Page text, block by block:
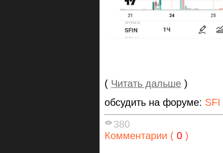
( Читать дальше )
обсудить на форуме:
380
Комментарии ( 0 )